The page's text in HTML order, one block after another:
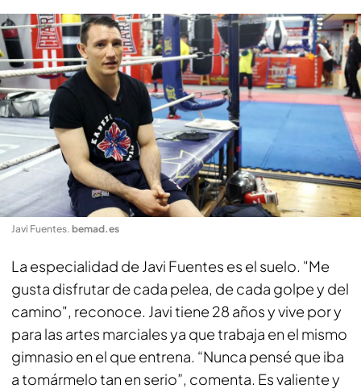
Javi Fuentes. bemad.es
La especialidad de Javi Fuentes es el suelo. "Me
gusta disfrutar de cada pelea, de cada golpe y del
camino", reconoce. Javi tiene 28 años y vive por y
para las artes marciales ya que trabaja en el mismo
gimnasio en el que entrena. “Nunca pensé que iba
a tomármelo tan en serio”, comenta. Es valiente y